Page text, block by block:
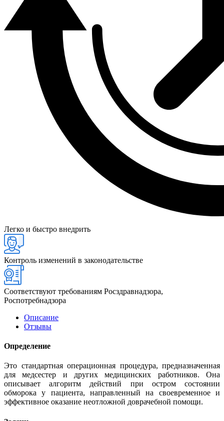
Легко и быстро внедрить
Контроль изменений в законодательстве
Соответствуют требованиям Росздравнадзора,
Роспотребнадзора
Описание
Отзывы
Определение
Это стандартная операционная процедура, предназначенная
для медсестер и других медицинских работников. Она
описывает алгоритм действий при остром состоянии
обморока у пациента, направленный на своевременное и
эффективное оказание неотложной доврачебной помощи.